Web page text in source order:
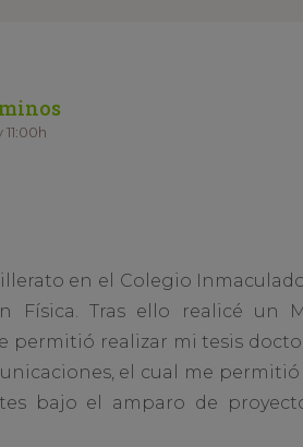
en el Colegio
Física. Tras ello realicé un
permitió realizar mi tesis
el cual me
bajo el amparo de